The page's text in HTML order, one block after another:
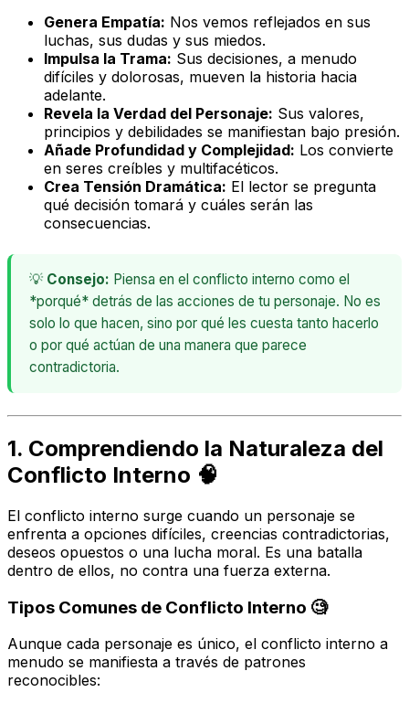
Genera Empatía: Nos vemos reflejados en sus
luchas, sus dudas y sus miedos.
Impulsa la Trama: Sus decisiones, a menudo
difíciles y dolorosas, mueven la historia hacia
adelante.
Revela la Verdad del Personaje: Sus valores,
principios y debilidades se manifiestan bajo presión.
Añade Profundidad y Complejidad: Los convierte
en seres creíbles y multifacéticos.
Crea Tensión Dramática: El lector se pregunta
qué decisión tomará y cuáles serán las
consecuencias.
💡 Consejo: Piensa en el conflicto interno como el
*porqué* detrás de las acciones de tu personaje. No es
solo lo que hacen, sino por qué les cuesta tanto hacerlo
o por qué actúan de una manera que parece
contradictoria.
1. Comprendiendo la Naturaleza del
Conflicto Interno 🧠
El conflicto interno surge cuando un personaje se
enfrenta a opciones difíciles, creencias contradictorias,
deseos opuestos o una lucha moral. Es una batalla
dentro de ellos, no contra una fuerza externa.
Tipos Comunes de Conflicto Interno 🧐
Aunque cada personaje es único, el conflicto interno a
menudo se manifiesta a través de patrones
reconocibles: